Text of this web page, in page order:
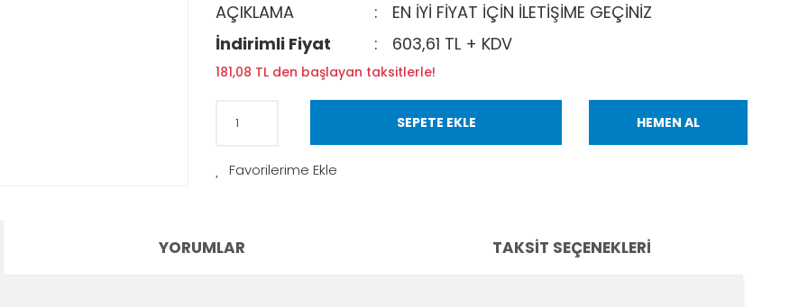
AÇIKLAMA
EN İYİ FİYAT İÇİN İLETİŞİME GEÇİNİZ
İndirimli Fiyat
603,61 TL + KDV
181,08 TL den başlayan taksitlerle!
SEPETE EKLE HEMEN AL
YORUMLAR TAKSIT SEÇENEKLERI